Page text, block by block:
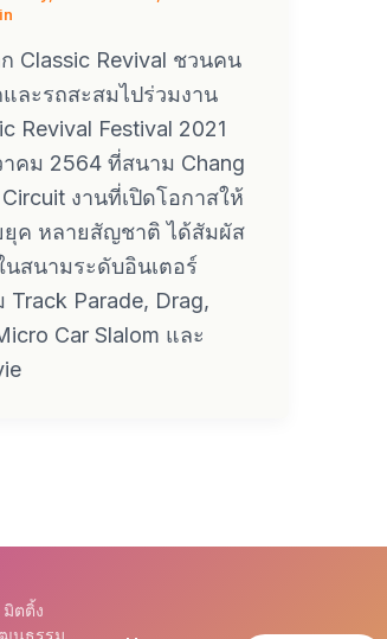
Classic Revival ชวนคน
ละรถสะสมไปร่วมงาน
Revival Festival 2021
คม 2564 ที่สนาม Chang
งานที่เปิดโอกาสให้
ยุค หลายสัญชาติ ได้สัมผัส
สนามระดับอินเตอร์
Parade, Drag,
Car Slalom และ
มิตติ้ง